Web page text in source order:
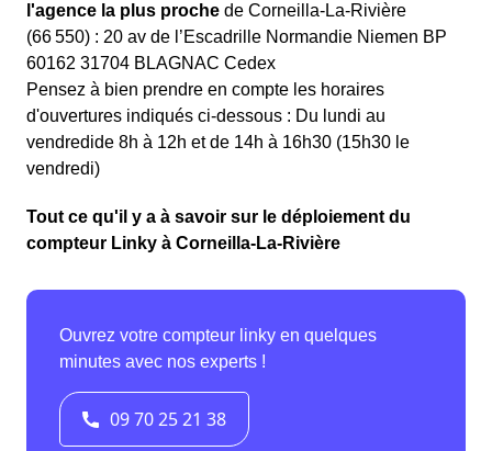
l'agence la plus proche de Corneilla-La-Rivière
(66 550) : 20 av de l’Escadrille Normandie Niemen BP
60162 31704 BLAGNAC Cedex
Pensez à bien prendre en compte les horaires
d'ouvertures indiqués ci-dessous : Du lundi au
vendredide 8h à 12h et de 14h à 16h30 (15h30 le
vendredi)
Tout ce qu'il y a à savoir sur le déploiement du
compteur Linky à Corneilla-La-Rivière